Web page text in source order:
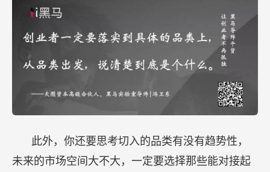
此外，你还要思考切入的品类有没有趋势性，
未来的市场空间大不大，一定要选择那些能对接起